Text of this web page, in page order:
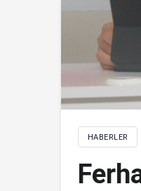
HABERLER